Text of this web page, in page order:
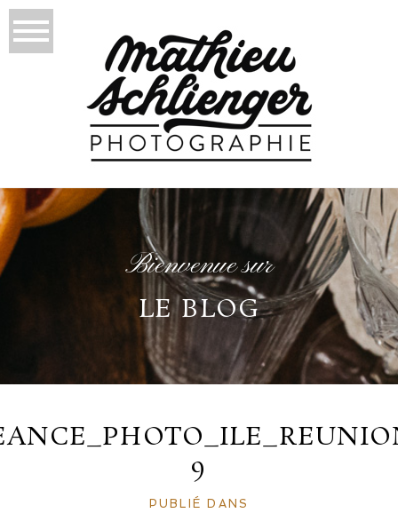
Bienvenue sur
LE BLOG
9
PUBLIÉ DANS